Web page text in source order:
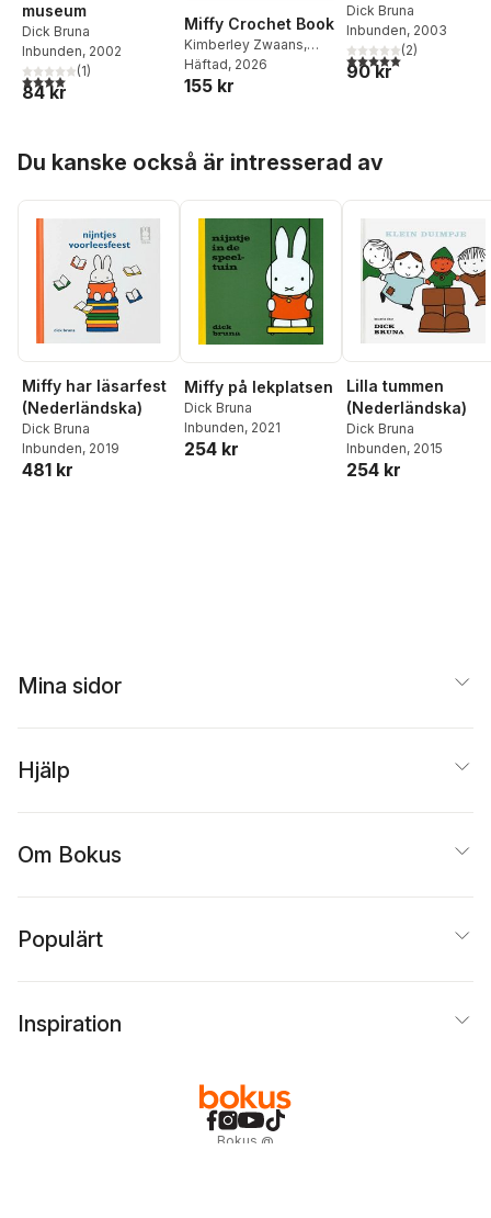
museum
Dick Bruna
Inbunden, 2002
4,0utav 5 stjärnor. Totalt antal röster:
(1)
84 kr
Miffy Crochet Book
Kimberley Zwaans,
Dick Bruna
Häftad, 2026
155 kr
Dick Bruna
Inbunden, 2003
5,0utav 5 stjärnor.
(2)
90 kr
Du kanske också är intresserad av
Miffy har läsarfest
(Nederländska)
Dick Bruna
Inbunden, 2019
481 kr
Miffy på lekplatsen
Dick Bruna
Inbunden, 2021
254 kr
Lilla tummen
(Nederländska)
Dick Bruna
Inbunden, 2015
254 kr
Mina sidor
Hjälp
Om Bokus
Populärt
Inspiration
Bokus @